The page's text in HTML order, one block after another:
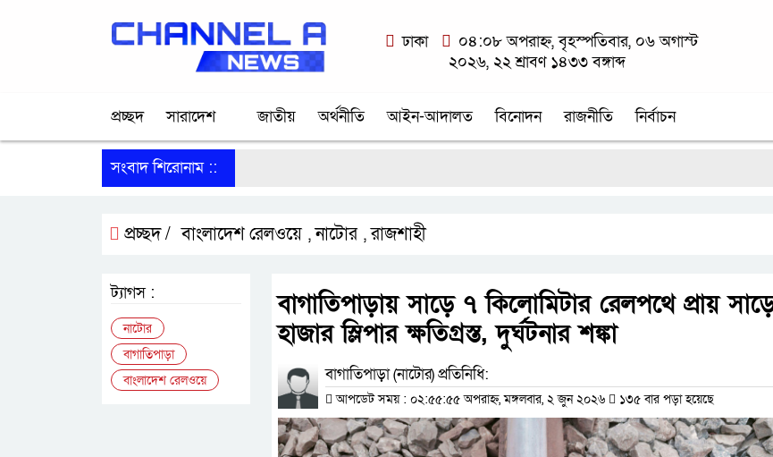
ঢাকা
০৪:০৮ অপরাহ্ন, বৃহস্পতিবার, ০৬ অগাস্ট
২০২৬, ২২ শ্রাবণ ১৪৩৩ বঙ্গাব্দ
প্রচ্ছদ সারাদেশ জাতীয় অর্থনীতি আইন-আদালত বিনোদন রাজনীতি নির্বাচন
সংবাদ শিরোনাম ::
প্রচ্ছদ / বাংলাদেশ রেলওয়ে ,নাটোর ,রাজশাহী
বাগাতিপাড়ায় সাড়ে ৭ কিলোমিটার রেলপথে প্রায়
হাজার স্লিপার ক্ষতিগ্রস্ত, দুর্ঘটনার শঙ্কা
বাগাতিপাড়া (নাটোর) প্রতিনিধি:
আপডেট সময় : ০২:৫৫:৫৫ অপরাহ্ন, মঙ্গলবার, ২ জুন ২০২৬ ১৩৫ বার পড়া হয়েছে
ট্যাগস :
নাটোর
বাগাতিপাড়া
বাংলাদেশ রেলওয়ে